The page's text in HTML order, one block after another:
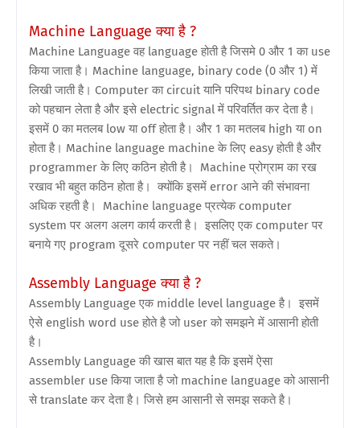
Machine Language क्या है ?
Machine Language वह language होती है जिसमे 0 और 1 का use
किया जाता है। Machine language, binary code (0 और 1) में
लिखी जाती है। Computer का circuit यानि परिपथ binary code
को पहचान लेता है और इसे electric signal में परिवर्तित कर देता है।
इसमें 0 का मतलब low या off होता है। और 1 का मतलब high या on
होता है। Machine language machine के लिए easy होती है और
programmer के लिए कठिन होती है। Machine प्रोग्राम का रख
रखाव भी बहुत कठिन होता है। क्योंकि इसमें error आने की संभावना
अधिक रहती है। Machine language प्रत्येक computer
system पर अलग अलग कार्य करती है। इसलिए एक computer पर
बनाये गए program दूसरे computer पर नहीं चल सकते।
Assembly Language क्या है ?
Assembly Language एक middle level language है। इसमें
ऐसे english word use होते है जो user को समझने में आसानी होती
है।
Assembly Language की खास बात यह है कि इसमें ऐसा
assembler use किया जाता है जो machine language को आसानी
से translate कर देता है। जिसे हम आसानी से समझ सकते है।